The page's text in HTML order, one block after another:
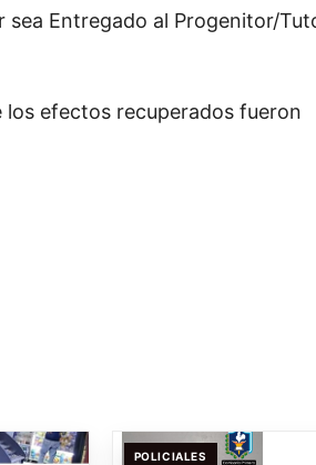
Entregado al Progenitor/
efectos recuperados fueron
POLICIALES